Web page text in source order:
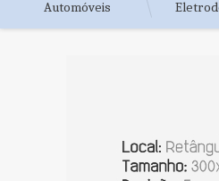
Automóveis